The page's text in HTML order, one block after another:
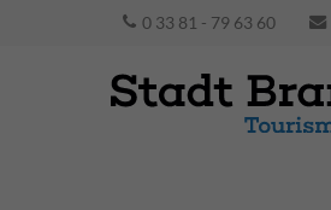
0 33 81 - 79 63 60